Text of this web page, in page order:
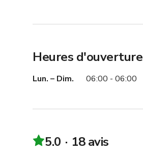
Heures d'ouverture
Lun. – Dim. 06:00 - 06:00
5.0 18 avis